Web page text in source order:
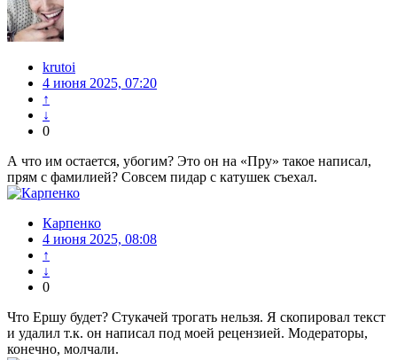
krutoi
4 июня 2025, 07:20
↑
↓
0
А что им остается, убогим? Это он на «Пру» такое написал,
прям с фамилией? Совсем пидар с катушек съехал.
Карпенко
4 июня 2025, 08:08
↑
↓
0
Что Ершу будет? Стукачей трогать нельзя. Я скопировал текст
и удалил т.к. он написал под моей рецензией. Модераторы,
конечно, молчали.